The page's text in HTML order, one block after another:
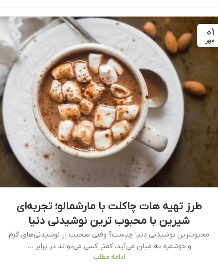
01
مهر
طرز تهیه هات چاکلت با مارشمالو؛ تجربه‌ای
شیرین با محبوب ترین نوشیدنی دنیا
محبوبترین نوشیدنی دنیا چیست؟ وقتی صحبت از نوشیدنی‌های گرم
و خوشمزه به میان می‌آید، کمتر کسی می‌تواند در برابر ...
ادامه مطلب